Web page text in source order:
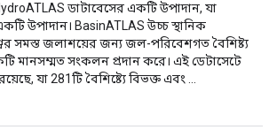
ডাটাবেসের একটি উপাদান, যা
উপাদান। BasinATLAS উচ্চ স্থানিক
সমস্ত জলাশয়ের জন্য জল-পরিবেশগত বৈশিষ্ট্য
মানসম্মত সংকলন প্রদান করে। এই ডেটাসেটে
যা 281টি বৈশিষ্ট্যে বিভক্ত এবং …